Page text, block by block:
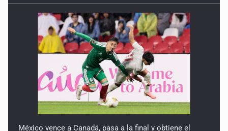
México vence a Canadá, pasa a la final y obtiene el